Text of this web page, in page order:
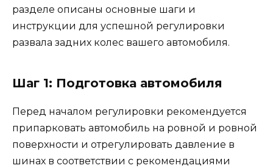
разделе описаны основные шаги и
инструкции для успешной регулировки
развала задних колес вашего автомобиля.
Шаг 1: Подготовка автомобиля
Перед началом регулировки рекомендуется
припарковать автомобиль на ровной и ровной
поверхности и отрегулировать давление в
шинах в соответствии с рекомендациями